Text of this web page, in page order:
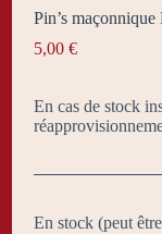
Pin’s
5,00 €
En cas de stock
En stock (peut